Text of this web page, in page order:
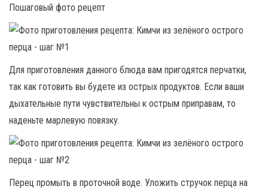
Пошаговый фото рецепт
Для приготовления данного блюда вам пригодятся перчатки,
так как готовить вы будете из острых продуктов. Если ваши
дыхательные пути чувствительны к острым приправам, то
наденьте марлевую повязку.
Перец промыть в проточной воде. Уложить стручок перца на